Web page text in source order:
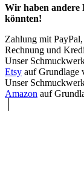
Wir haben andere
könnten!
Zahlung mit
Rechnung und
Unser
Etsy auf Grundlage
Unser
Amazon auf